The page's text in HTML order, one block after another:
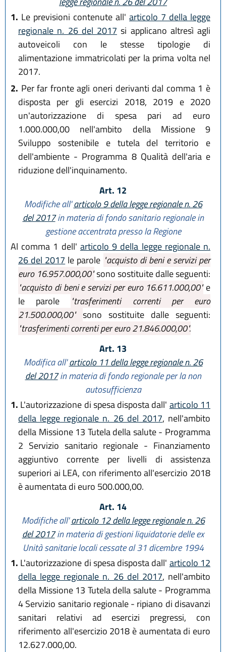
1. Le previsioni contenute all' articolo 7 della legge
regionale n. 26 del 2017 si applicano altresì agli
autoveicoli con le stesse tipologie di
alimentazione immatricolati per la prima volta nel
2017.
2. Per far fronte agli oneri derivanti dal comma 1 è
disposta per gli esercizi 2018, 2019 e 2020
un'autorizzazione di spesa pari ad euro
1.000.000,00 nell'ambito della Missione 9
Sviluppo sostenibile e tutela del territorio e
dell'ambiente - Programma 8 Qualità dell'aria e
riduzione dell'inquinamento.
Art. 12
Modifiche all'articolo 9 della legge regionale n. 26
del 2017in materia di fondo sanitario regionale in
gestione accentrata presso la Regione
Al comma 1 dell' articolo 9 della legge regionale n.
26 del 2017 le parole "acquisto di beni e servizi per
euro 16.957.000,00"sono sostituite dalle seguenti:
"acquisto di beni e servizi per euro 16.611.000,00"e
le parole
"trasferimenti correnti per euro
21.500.000,00" sono sostituite dalle seguenti:
"trasferimenti correnti per euro 21.846.000,00".
Art. 13
Modifica all'articolo 11 della legge regionale n. 26
del 2017in materia di fondo regionale per la non
autosufficienza
1. L'autorizzazione di spesa disposta dall' articolo 11
della legge regionale n. 26 del 2017, nell'ambito
della Missione 13 Tutela della salute - Programma
2 Servizio sanitario regionale - Finanziamento
aggiuntivo corrente per livelli di assistenza
superiori ai LEA, con riferimento all'esercizio 2018
è aumentata di euro 500.000,00.
Art. 14
Modifiche all'articolo 12 della legge regionale n. 26
del 2017in materia di gestioni liquidatorie delle ex
Unità sanitarie locali cessate al 31 dicembre 1994
1. L'autorizzazione di spesa disposta dall' articolo 12
della legge regionale n. 26 del 2017, nell'ambito
della Missione 13 Tutela della salute - Programma
4 Servizio sanitario regionale - ripiano di disavanzi
sanitari relativi ad esercizi pregressi, con
riferimento all'esercizio 2018 è aumentata di euro
12.627.000,00.